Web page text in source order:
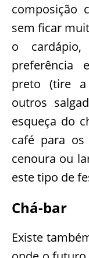
composição
sem ficar
o
preferência
preto (tire a
outros
esqueça do
café para
cenoura ou
este tipo de
Chá-bar
Existe